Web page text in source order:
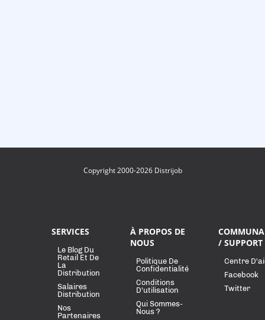
Copyright 2000-2026 Distrijob
SERVICES
Le Blog Du
Retail Et De
La
Distribution
Salaires
Distribution
Nos
Partenaires
À PROPOS DE
NOUS
Politique De
Confidentialité
Conditions
D'utilisation
Qui Sommes-
Nous ?
/ SUPPORT
Centre
Facebook
Twitter